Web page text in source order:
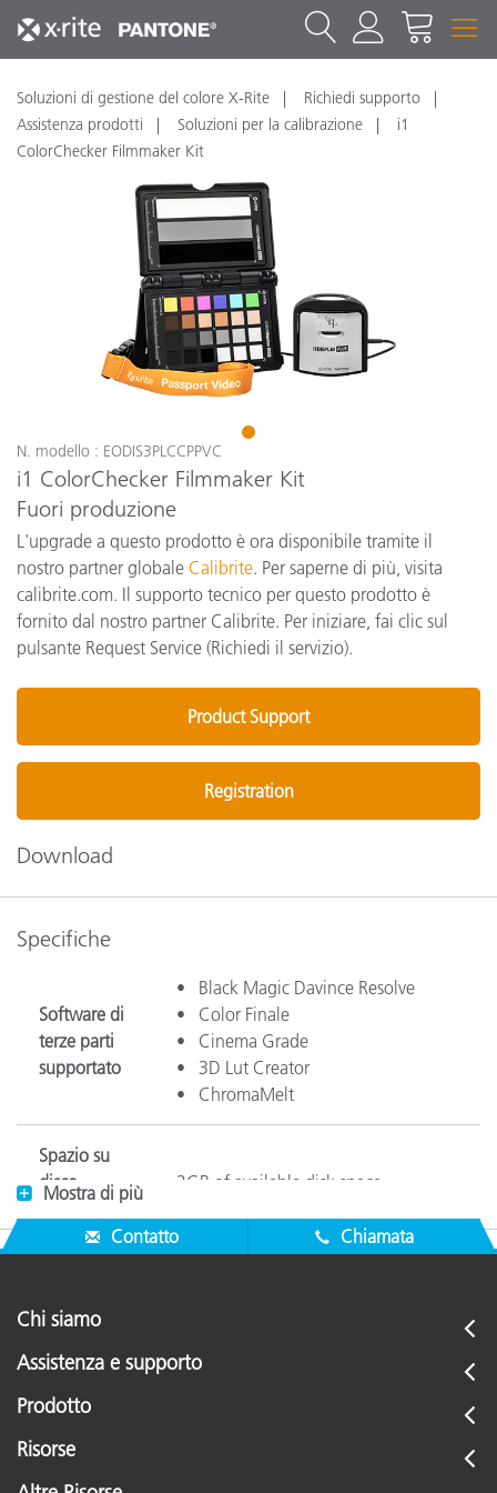
Soluzioni di gestione del colore X-Rite
Richiedi supporto
Assistenza prodotti
Soluzioni per la calibrazione
i1
ColorChecker Filmmaker Kit
1
N. modello : EODIS3PLCCPPVC
i1 ColorChecker Filmmaker Kit
Fuori produzione
L'upgrade a questo prodotto è ora disponibile tramite il
nostro partner globale Calibrite. Per saperne di più, visita
calibrite.com. Il supporto tecnico per questo prodotto è
fornito dal nostro partner Calibrite. Per iniziare, fai clic sul
pulsante Request Service (Richiedi il servizio).
Product Support
Registration
Download
Specifiche
Software di
terze parti
supportato
• Black Magic Davince Resolve
• Color Finale
• Cinema Grade
• 3D Lut Creator
• ChromaMelt
Spazio su
disco
disponibile
2GB of available disk space
ColorChecker
• Adobe® Lightroom® 2.0 or newer
• Adobe® Photoshop® Camera Raw 4.5
Mostra di più
Contatto
Chiamata
Chi siamo
Assistenza e supporto
Prodotto
Risorse